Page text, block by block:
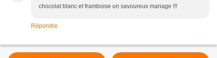
chocolat blanc et framboise un savoureux mariage !!!
Répondre